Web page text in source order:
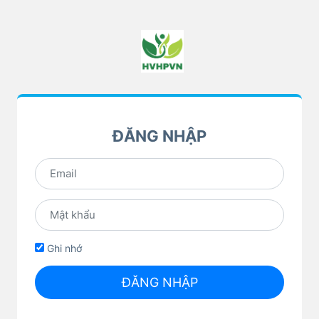
ĐĂNG NHẬP
Ghi nhớ
ĐĂNG NHẬP